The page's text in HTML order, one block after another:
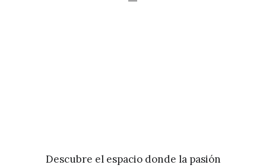
Descubre el espacio donde la pasión